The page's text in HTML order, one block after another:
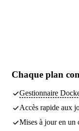
Chaque plan
Gestionnaire
Accès rapide aux
Mises à jour en un